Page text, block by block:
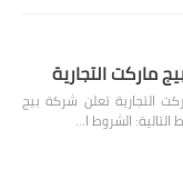
التجارية
التجارية تعلن شركة بيج
الشروط ا…